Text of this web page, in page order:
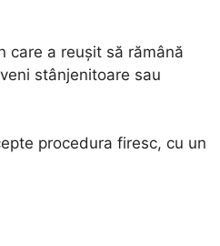
care a reușit să rămână
stânjenitoare sau
procedura firesc, cu un